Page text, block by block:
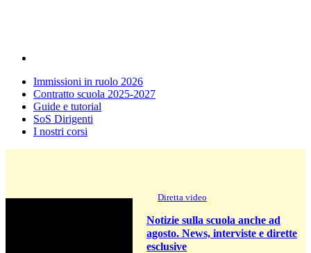
Immissioni in ruolo 2026
Contratto scuola 2025-2027
Guide e tutorial
SoS Dirigenti
I nostri corsi
Diretta video
Notizie sulla scuola anche ad
agosto. News, interviste e dirette
esclusive